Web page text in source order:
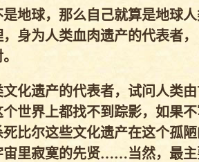
地球，那么自己就算是地球
身为人类血肉遗产的代表者
化遗产的代表者，试问人类
世界上都找不到踪影，如果
比尔这些文化遗产在这个孤
宙里寂寞的先贤……当然，最